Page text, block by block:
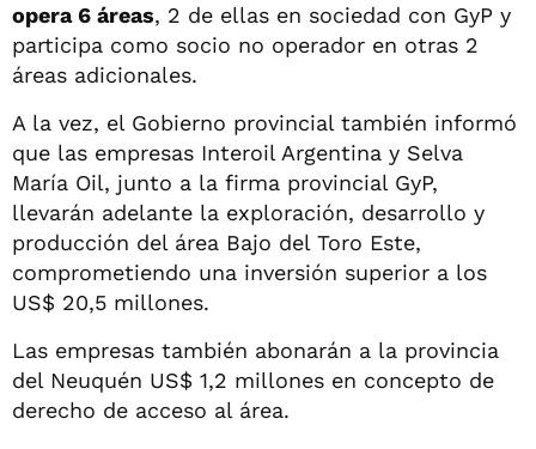
opera 6 áreas, 2 de ellas en sociedad con GyP y
participa como socio no operador en otras 2
áreas adicionales.
A la vez, el Gobierno provincial también informó
que las empresas Interoil Argentina y Selva
María Oil, junto a la firma provincial GyP,
llevarán adelante la exploración, desarrollo y
producción del área Bajo del Toro Este,
comprometiendo una inversión superior a los
US$ 20,5 millones.
Las empresas también abonarán a la provincia
del Neuquén US$ 1,2 millones en concepto de
derecho de acceso al área.